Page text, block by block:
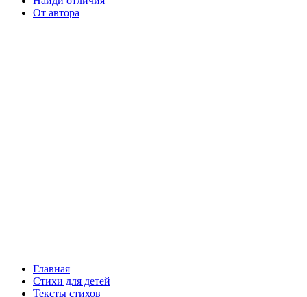
От автора
Главная
Стихи для детей
Тексты стихов